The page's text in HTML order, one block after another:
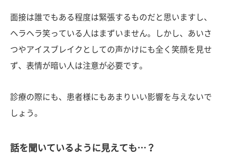
面接は誰でもある程度は緊張するものだと思いますし、
ヘラヘラ笑っている人はまずいません。しかし、あいさ
つやアイスブレイクとしての声かけにも全く笑顔を見せ
ず、表情が暗い人は注意が必要です。
診療の際にも、患者様にもあまりいい影響を与えないで
しょう。
話を聞いているように見えても…？